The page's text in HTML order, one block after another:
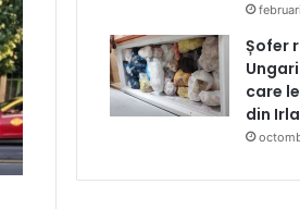
Șofer
care
din